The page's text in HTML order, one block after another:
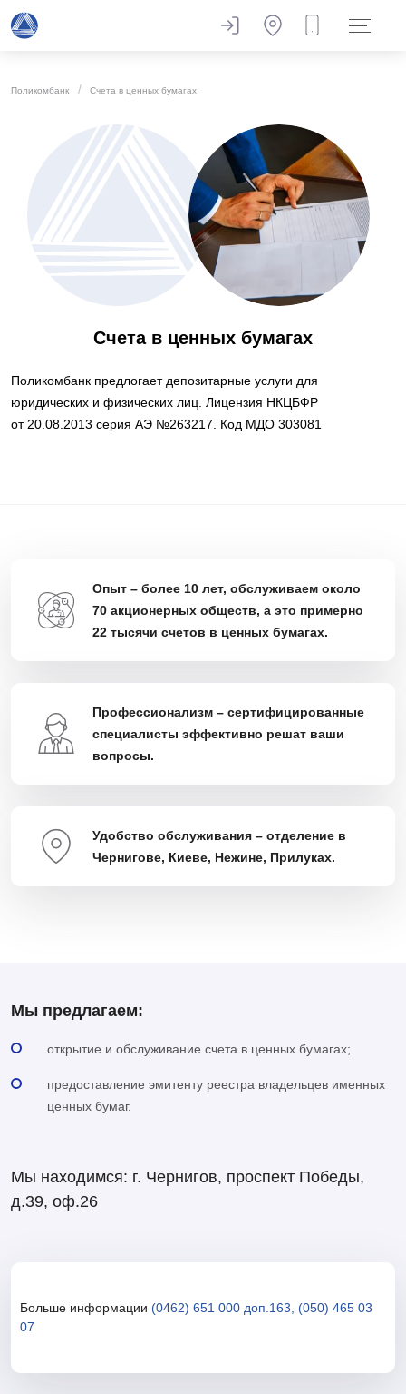
Поликомбанк Счета в ценных бумагах
Счета в ценных бумагах
Поликомбанк предлогает депозитарные услуги для
юридических и физических лиц. Лицензия НКЦБФР
от 20.08.2013 серия АЭ №263217. Код МДО 303081
Опыт – более 10 лет, обслуживаем около
70 акционерных обществ, а это примерно
22 тысячи счетов в ценных бумагах.
Профессионализм – сертифицированные
специалисты эффективно решат ваши
вопросы.
Удобство обслуживания – отделение в
Чернигове, Киеве, Нежине, Прилуках.
Мы предлагаем:
открытие и обслуживание счета в ценных бумагах;
предоставление эмитенту реестра владельцев именных
ценных бумаг.
Мы находимся: г. Чернигов, проспект Победы,
д.39, оф.26
Больше информации (0462) 651 000 доп.163, (050) 465 03
07